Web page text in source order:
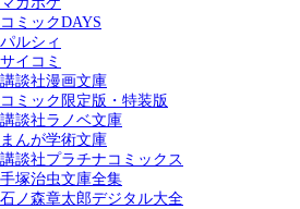
コミックDAYS
パルシィ
サイコミ
講談社漫画文庫
コミック限定版・特装版
講談社ラノベ文庫
まんが学術文庫
講談社プラチナコミックス
手塚治虫文庫全集
石ノ森章太郎デジタル大全
カテゴリー：
すべての記事